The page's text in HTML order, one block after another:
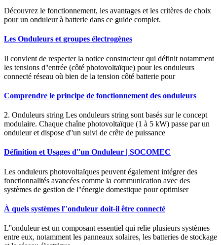
Découvrez le fonctionnement, les avantages et les critères de choix
pour un onduleur à batterie dans ce guide complet.
Les Onduleurs et groupes électrogènes
Il convient de respecter la notice constructeur qui définit notamment
les tensions d''entrée (côté photovoltaïque) pour les onduleurs
connecté réseau où bien de la tension côté batterie pour
Comprendre le principe de fonctionnement des onduleurs
2. Onduleurs string Les onduleurs string sont basés sur le concept
modulaire. Chaque chaîne photovoltaïque (1 à 5 kW) passe par un
onduleur et dispose d''un suivi de crête de puissance
Définition et Usages d''un Onduleur | SOCOMEC
Les onduleurs photovoltaïques peuvent également intégrer des
fonctionnalités avancées comme la communication avec des
systèmes de gestion de l''énergie domestique pour optimiser
À quels systèmes l''onduleur doit-il être connecté
L''onduleur est un composant essentiel qui relie plusieurs systèmes
entre eux, notamment les panneaux solaires, les batteries de stockage